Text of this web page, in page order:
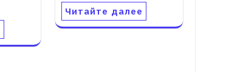
Читайте далее